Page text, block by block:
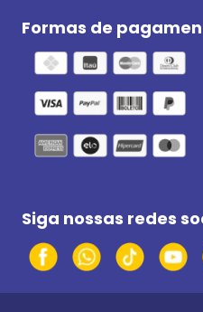
Formas de
Siga nossas redes